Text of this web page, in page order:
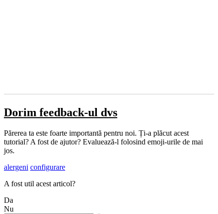
Dorim feedback-ul dvs
Părerea ta este foarte importantă pentru noi. Ți-a plăcut acest
tutorial? A fost de ajutor? Evaluează-l folosind emoji-urile de mai
jos.
alergeni configurare
A fost util acest articol?
Da
Nu